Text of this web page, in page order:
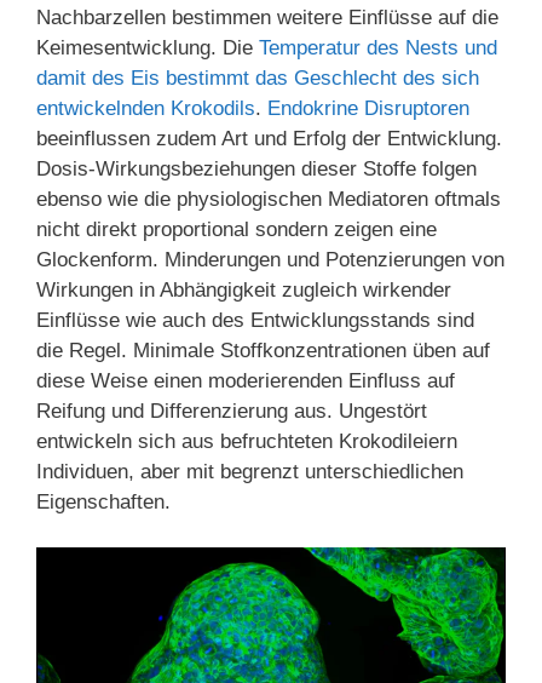
Nachbarzellen bestimmen weitere Einflüsse auf die
Keimesentwicklung. Die Temperatur des Nests und
damit des Eis bestimmt das Geschlecht des sich
entwickelnden Krokodils. Endokrine Disruptoren
beeinflussen zudem Art und Erfolg der Entwicklung.
Dosis-Wirkungsbeziehungen dieser Stoffe folgen
ebenso wie die physiologischen Mediatoren oftmals
nicht direkt proportional sondern zeigen eine
Glockenform. Minderungen und Potenzierungen von
Wirkungen in Abhängigkeit zugleich wirkender
Einflüsse wie auch des Entwicklungsstands sind
die Regel. Minimale Stoffkonzentrationen üben auf
diese Weise einen moderierenden Einfluss auf
Reifung und Differenzierung aus. Ungestört
entwickeln sich aus befruchteten Krokodileiern
Individuen, aber mit begrenzt unterschiedlichen
Eigenschaften.